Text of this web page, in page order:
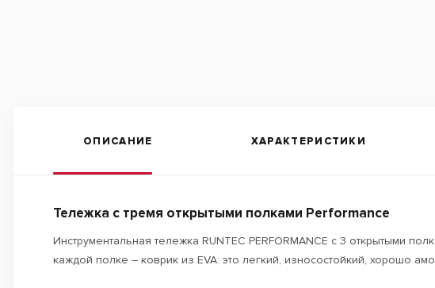
ОПИСАНИЕ ХАРАКТЕРИСТИКИ
Тележка с тремя открытыми полками Performance
Инструментальная тележка RUNTEC PERFORMANCE с 3 открытыми
каждой полке – коврик из EVA: это легкий, износостойкий, хорошо